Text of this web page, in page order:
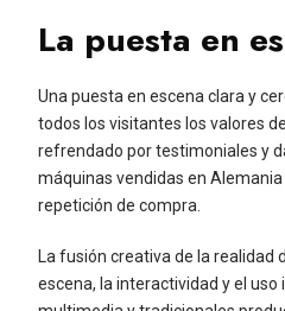
La puesta en
Una puesta en escena clara y
todos los visitantes los valores
refrendado por testimoniales y
máquinas vendidas en Alemania
repetición de compra.
La fusión creativa de la realidad
escena, la interactividad y el